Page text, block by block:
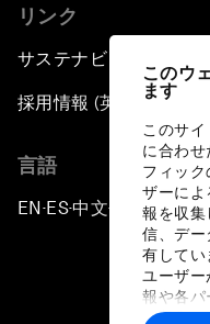
このウ
ます
このサ
に合わせ
フィッ
ザーによ
報を収集
信、デー
有してい
ユーザ
報や各パ
に収集
リンク
サステナビリティへの
採用情報 (英語のみ)
言語
EN ▪ES▪中文▪ 日本語